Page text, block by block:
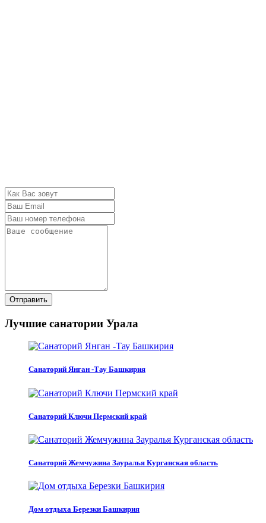
Отправить
Лучшие санатории Урала
Санаторий Янган -Тау Башкирия
Санаторий Ключи Пермский край
Санаторий Жемчужина Зауралья Курганская область
Дом отдыха Березки Башкирия